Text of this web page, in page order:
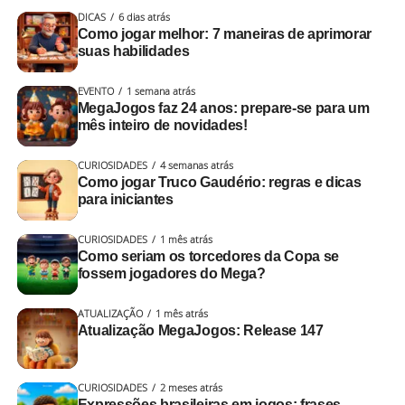
Retruco: aumenta para 3 pontos
Vale 4:passa a valer 4 pontos
A dupla adversária pode:
Aceitar: o jogo continua com o novo valor
Fugir
Aumentar a aposta: escalando para retruco ou
“Não acredito que perdeu!”
“Tão roubando!”
Alguma semelhança com algum coleguinha que você já
encontrou numa partida detruco,buraco
Cada carta jogada ganha uma análise completa
rodada, o Galvão interno aparece mais.
Aqui é com emoção e transmissão ao vivo!
1. Provocação calculada ou
DICAS 6 dias atrás
Como jogar melhor: 7 maneiras de aprimorar
suas habilidades
EVENTO 1 semana atrás
MegaJogos faz 24 anos: prepare-se para um
mês inteiro de novidades!
CURIOSIDADES 4 semanas atrás
Como jogar Truco Gaudério: regras e dicas
para iniciantes
CURIOSIDADES 1 mês atrás
Como seriam os torcedores da Copa se
fossem jogadores do Mega?
ATUALIZAÇÃO 1 mês atrás
Atualização MegaJogos: Release 147
CURIOSIDADES 2 meses atrás